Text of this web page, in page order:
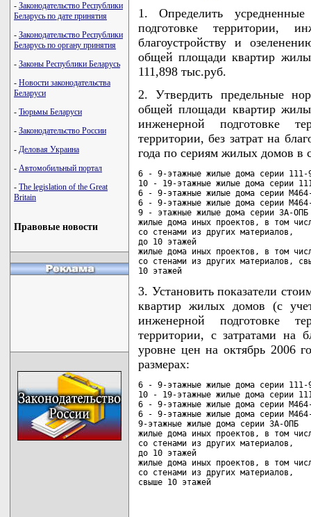
- Законодательство Республики
Беларусь по дате принятия
- Законодательство Республики
Беларусь по органу принятия
- Законы Республики Беларусь
- Новости законодательства
Беларуси
- Тюрьмы Беларуси
- Законодательство России
- Деловая Украина
- Автомобильный портал
- The legislation of the Great
Britain
Правовые новости
1. Определить
подготовке территории,
благоустройству и
общей площади квартир
111,898 тыс.руб.
2. Утвердить предельные
общей площади квартир
инженерной подготовке
территории, без затрат на
года по сериям жилых домов в
6 - 9-этажные жилые дома серии
10 - 19-этажные жилые дома
6 - 9-этажные жилые дома серии
6 - 9-этажные жилые дома серии
9 - этажные жилые дома серии
жилые дома иных проектов, в том
со стенами из других материалов,
до 10 этажей
жилые дома иных проектов, в том
со стенами из других материалов,
10 этажей
3. Установить показатели
квартир жилых домов (с
инженерной подготовке
территории, с затратами на
уровне цен на октябрь 2006
размерах:
6 - 9-этажные жилые дома серии
10 - 19-этажные жилые дома
6 - 9-этажные жилые дома серии
6 - 9-этажные жилые дома серии
9-этажные жилые дома серии 3А-
жилые дома иных проектов, в том
со стенами из других материалов,
до 10 этажей
жилые дома иных проектов, в том
со стенами из других материалов,
свыше 10 этажей